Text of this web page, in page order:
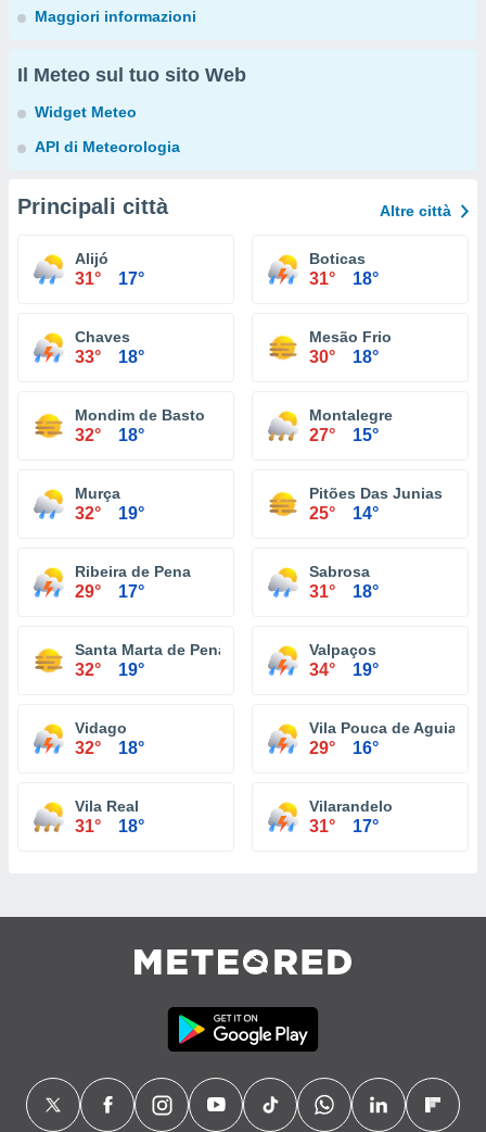
Maggiori informazioni
Il Meteo sul tuo sito Web
Widget Meteo
API di Meteorologia
Principali città Altre città
Alijó
31° 17°
Boticas
31° 18°
Chaves
33° 18°
Mesão Frio
30° 18°
Mondim de Basto
32° 18°
Montalegre
27° 15°
Murça
32° 19°
Pitões Das Junias
25° 14°
Ribeira de Pena
29° 17°
Sabrosa
31° 18°
Santa Marta de Penaguião
32° 19°
Valpaços
34° 19°
Vidago
32° 18°
Vila Pouca de Aguiar
29° 16°
Vila Real
31° 18°
Vilarandelo
31° 17°